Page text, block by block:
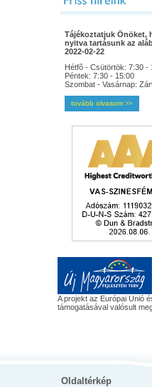
Tájékoztatjuk Önöket,
nyitva tartásunk az
2022-02-22
Hétfõ - Csütörtök: 7:30 -
Péntek: 7:30 - 15:00
Szombat - Vasárnap:
tovább olvasom >>
A projekt az Európai Unió
támogatásával valósult
Oldaltérkép